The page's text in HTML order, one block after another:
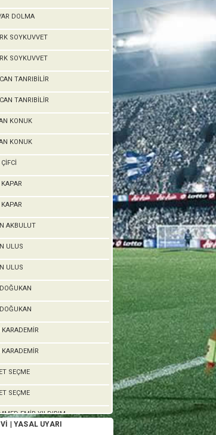
DOLMA
SOYKUVVET
SOYKUVVET
TANRIBİLİR
TANRIBİLİR
KONUK
KONUK
AKBULUT
ULUS
ULUS
KARADEMİR
KARADEMİR
SEÇME
SEÇME
EMİR YILDIRIM
YASAL UYARI